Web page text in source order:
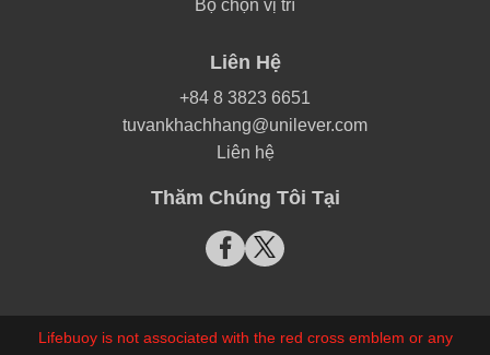
Bộ chọn vị trí
Liên Hệ
+84 8 3823 6651
tuvankhachhang@unilever.com
Liên hệ
Thăm Chúng Tôi Tại
Lifebuoy is not associated with the red cross emblem or any